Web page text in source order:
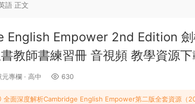
語 正文
English Empower 2nd Edition 劍
教師書練習冊 音視頻 教學資源下
元專欄 · 高中 630
全面深度解析Cambridge English Empower第二版全套資源（